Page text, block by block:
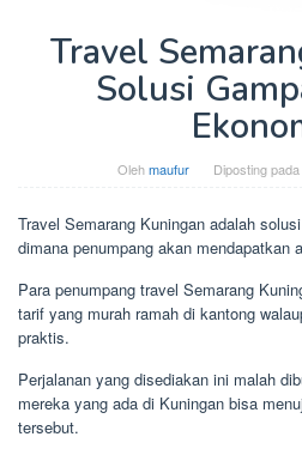
Travel
Solusi
Olehmaufur Diposting pada
Travel Semarang Kuningan adalah
dimana penumpang akan mendapatkan
Para penumpang travel Semarang
tarif yang murah ramah di kantong
praktis.
Perjalanan yang disediakan ini malah
mereka yang ada di Kuningan bisa
tersebut.